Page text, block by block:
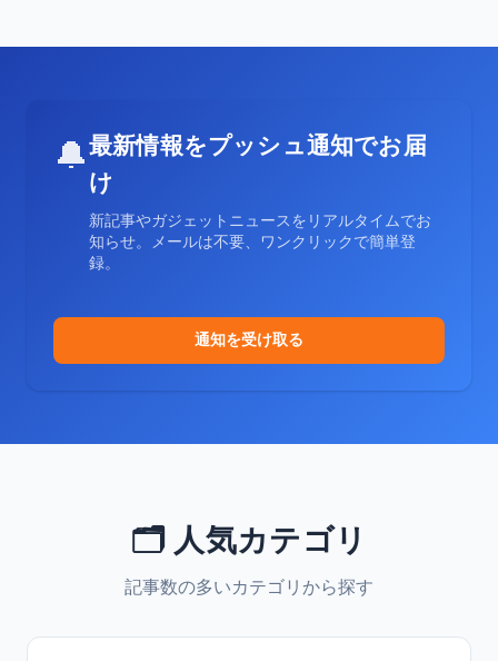
🔔最新情報をプッシュ通知でお届
け
新記事やガジェットニュースをリアルタイムでお
知らせ。メールは不要、ワンクリックで簡単登
録。
通知を受け取る
🗂️ 人気カテゴリ
記事数の多いカテゴリから探す